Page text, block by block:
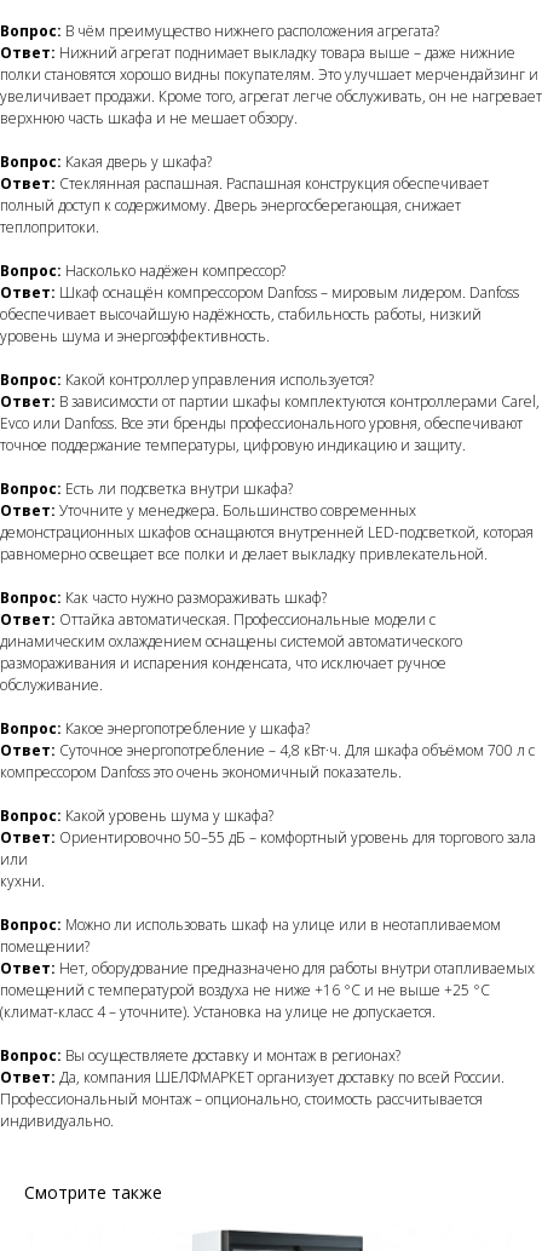
Вопрос: В чём преимущество нижнего расположения агрегата?
Ответ: Нижний агрегат поднимает выкладку товара выше – даже нижние
полки становятся хорошо видны покупателям. Это улучшает мерчендайзинг и
увеличивает продажи. Кроме того, агрегат легче обслуживать, он не нагревает
верхнюю часть шкафа и не мешает обзору.
Вопрос: Какая дверь у шкафа?
Ответ: Стеклянная распашная. Распашная конструкция обеспечивает
полный доступ к содержимому. Дверь энергосберегающая, снижает
теплопритоки.
Вопрос: Насколько надёжен компрессор?
Ответ: Шкаф оснащён компрессором Danfoss – мировым лидером. Danfoss
обеспечивает высочайшую надёжность, стабильность работы, низкий
уровень шума и энергоэффективность.
Вопрос: Какой контроллер управления используется?
Ответ: В зависимости от партии шкафы комплектуются контроллерами Carel,
Evco или Danfoss. Все эти бренды профессионального уровня, обеспечивают
точное поддержание температуры, цифровую индикацию и защиту.
Вопрос: Есть ли подсветка внутри шкафа?
Ответ: Уточните у менеджера. Большинство современных
демонстрационных шкафов оснащаются внутренней LED-подсветкой, которая
равномерно освещает все полки и делает выкладку привлекательной.
Вопрос: Как часто нужно размораживать шкаф?
Ответ: Оттайка автоматическая. Профессиональные модели с
динамическим охлаждением оснащены системой автоматического
размораживания и испарения конденсата, что исключает ручное
обслуживание.
Вопрос: Какое энергопотребление у шкафа?
Ответ: Суточное энергопотребление – 4,8 кВт·ч. Для шкафа объёмом 700 л с
компрессором Danfoss это очень экономичный показатель.
Вопрос: Какой уровень шума у шкафа?
Ответ: Ориентировочно 50–55 дБ – комфортный уровень для торгового зала
или
кухни.
Вопрос: Можно ли использовать шкаф на улице или в неотапливаемом
помещении?
Ответ: Нет, оборудование предназначено для работы внутри отапливаемых
помещений с температурой воздуха не ниже +16 °C и не выше +25 °C
(климат-класс 4 – уточните). Установка на улице не допускается.
Вопрос: Вы осуществляете доставку и монтаж в регионах?
Ответ: Да, компания ШЕЛФМАРКЕТ организует доставку по всей России.
Профессиональный монтаж – опционально, стоимость рассчитывается
индивидуально.
Смотрите также